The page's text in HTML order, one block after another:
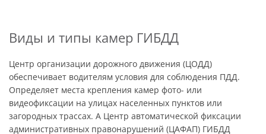
Виды и типы камер ГИБДД
Центр организации дорожного движения (ЦОДД)
обеспечивает водителям условия для соблюдения ПДД.
Определяет места крепления камер фото- или
видеофиксации на улицах населенных пунктов или
загородных трассах. А Центр автоматической фиксации
административных правонарушений (ЦАФАП) ГИБДД